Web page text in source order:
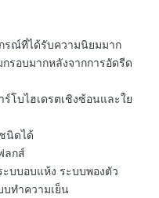
รณ์ที่ได้รับความนิยมมาก
รอบมากหลังจากการอัดรีด
โบไฮเดรตเชิงซ้อนและใย
นิดได้
ลกส์
บบอบแห้ง ระบบพองตัว
ทำความเย็น